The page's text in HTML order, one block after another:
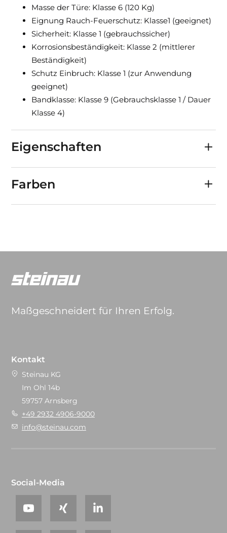
Masse der Türe: Klasse 6 (120 Kg)
Eignung Rauch-Feuerschutz: Klasse1 (geeignet)
Sicherheit: Klasse 1 (gebrauchssicher)
Korrosionsbeständigkeit: Klasse 2 (mittlerer
Beständigkeit)
Schutz Einbruch: Klasse 1 (zur Anwendung
geeignet)
Bandklasse: Klasse 9 (Gebrauchsklasse 1 / Dauer
Klasse 4)
Eigenschaften
Farben
Maßgeschneidert für Ihren Erfolg.
Kontakt
Steinau KG
Im Ohl 14b
59757 Arnsberg
+49 2932 4906-9000
info@steinau.com
Social-Media